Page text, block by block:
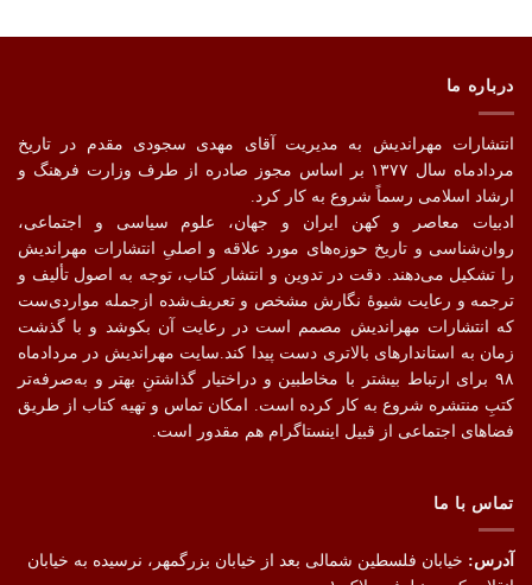
درباره ما
انتشارات مهراندیش به مدیریت آقای مهدی سجودی مقدم در تاریخ
مردادماه سال ۱۳۷۷ بر اساس مجوز صادره از طرف وزارت فرهنگ و
ارشاد اسلامی رسماً شروع به کار کرد.
ادبیات معاصر و کهن ایران و جهان، علوم سیاسی و اجتماعی،
روان‌شناسی و تاریخ حوزه‌های مورد علاقه و اصلیِ انتشارات مهراندیش
را تشکیل می‌دهند. دقت در تدوین و انتشار کتاب،‌ توجه به اصول تألیف و
ترجمه و رعایت شیوهٔ نگارش مشخص و تعریف‌شده ازجمله مواردی‌ست
که انتشارات مهراندیش مصمم است در رعایت آن بکوشد و با گذشت
زمان به استاندارهای بالاتری دست پیدا کند.سایت مهراندیش در مردادماه
۹۸ برای ارتباط بیشتر با مخاطبین و دراختیار گذاشتنِ بهتر و به‌صرفه‌تر
کتبِ منتشره شروع به کار کرده است. امکان تماس و تهیه کتاب از طریق
فضاهای اجتماعی از قبیل اینستاگرام هم مقدور است.
تماس با ما
آدرس: خیابان فلسطین شمالی بعد از خیابان بزرگمهر، نرسیده به خیابان